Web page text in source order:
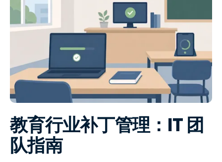
教育行业补丁管理：IT 团
队指南